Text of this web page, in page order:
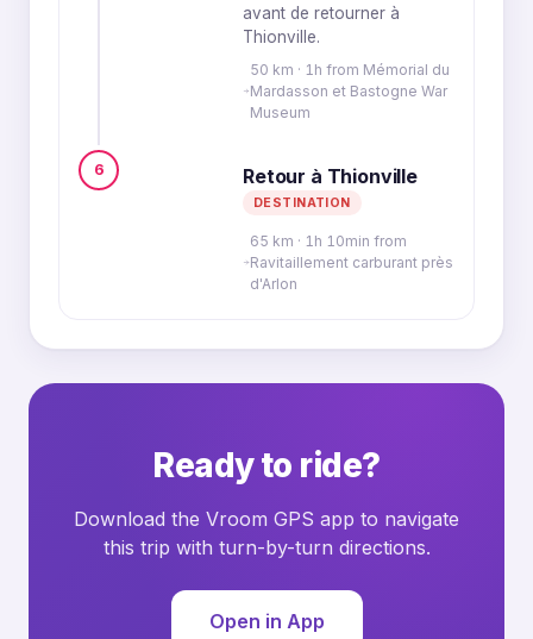
avant de retourner à
Thionville.
50 km · 1h from Mémorial du
Mardasson et Bastogne War
Museum
6 Retour à Thionville
DESTINATION
65 km · 1h 10min from
Ravitaillement carburant près
d'Arlon
Ready to ride?
Download the Vroom GPS app to navigate
this trip with turn-by-turn directions.
Open in App